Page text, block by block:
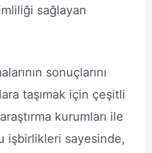
sağlayan
sonuçlarını
taşımak için çeşitli
kurumları ile
işbirlikleri sayesinde,